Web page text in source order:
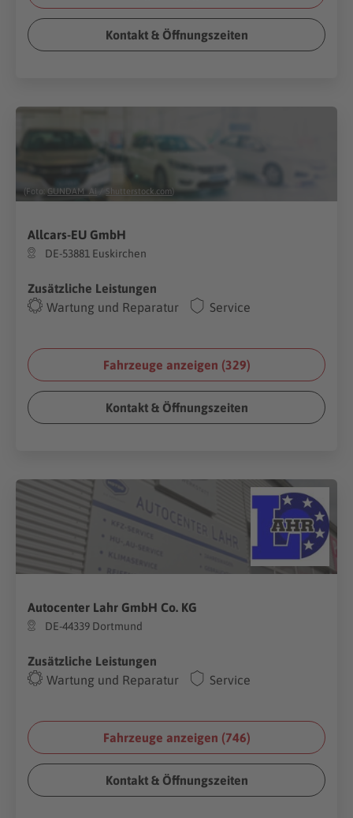
Kontakt & Öffnungszeiten
(Foto: GUNDAM_Ai / Shutterstock.com)
Allcars-EU GmbH
DE-53881 Euskirchen
Zusätzliche Leistungen
Wartung und Reparatur
Service
Fahrzeuge anzeigen (329)
Kontakt & Öffnungszeiten
Autocenter Lahr GmbH Co. KG
DE-44339 Dortmund
Zusätzliche Leistungen
Wartung und Reparatur
Service
Fahrzeuge anzeigen (746)
Kontakt & Öffnungszeiten